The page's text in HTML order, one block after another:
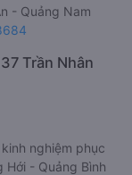
- Quảng Nam
Trần Nhân
nghiệm phục
- Quảng Bình